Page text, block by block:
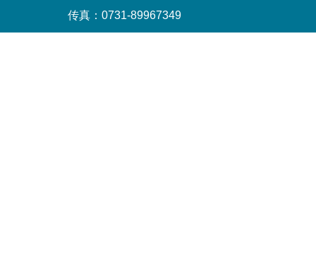
传真：0731-89967349